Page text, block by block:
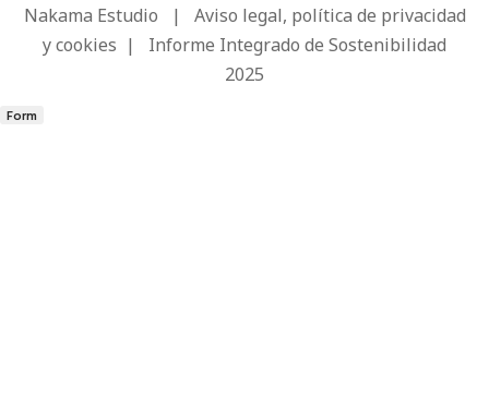
Nakama Estudio | Aviso legal, política de privacidad
y cookies | Informe Integrado de Sostenibilidad
2025
Form